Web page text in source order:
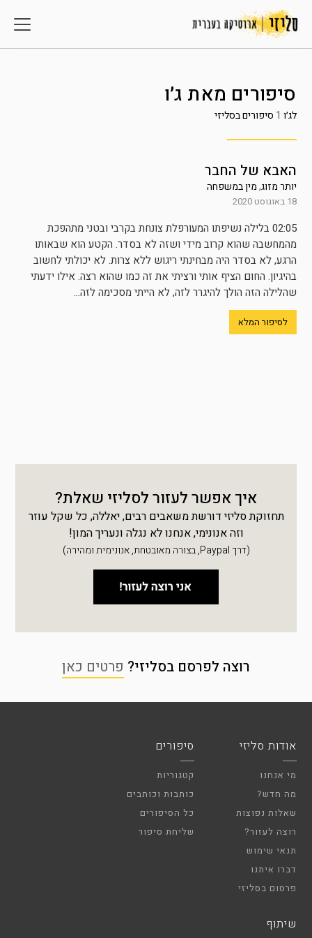
סיפורים מאת ג׳ו
לג׳ו 1 סיפורים בסליזי
האבא של החבר
יותר מזוג,מין במשפחה
18 באוגוסט 2020
02:05 בלילה נשיפתו המעורפלת צונחת בקרבי ובטני מתהפכת
מהמחשבה שהוא קרוב מידי ושזה לא בסדר. הקטע הוא שבאותו
הרגע, לא בסדר היה מבחינתי ריגוש ללא צרות. לא יכולתי לחשוב
בהיגיון. החום הציף אותי ורציתי את זה כמו שהוא רצה. אילו ידעתי
שהלילה הזה הולך להיגרר לזה, לא הייתי מסכימה לזה...
לסיפור המלא
איך אפשר לעזור לסליזי שאלת?
תחזוקת סליזי דורשת משאבים רבים, יאללה, כל שקל עוזר
וזה אנונימי, אנחנו לא נגלה ונעריך המון!
(דרך Paypal, בצורה מאובטחת, אנונימית ומהירה)
רוצה לפרסם בסליזי? פרטים כאן
אודות סליזי
מי אנחנו
מה חדש?
שאלות נפוצות
רוצה לעזור?
תנאי שימוש
דברו איתנו
פרסום בסליזי
סיפורים
קטגוריות
כותבות וכותבים
כל הסיפורים
שליחת סיפור
שיתוף